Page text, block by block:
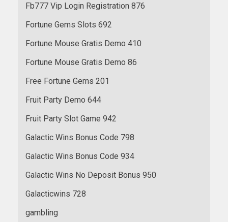
Fb777 Vip Login Registration 876
Fortune Gems Slots 692
Fortune Mouse Gratis Demo 410
Fortune Mouse Gratis Demo 86
Free Fortune Gems 201
Fruit Party Demo 644
Fruit Party Slot Game 942
Galactic Wins Bonus Code 798
Galactic Wins Bonus Code 934
Galactic Wins No Deposit Bonus 950
Galacticwins 728
gambling